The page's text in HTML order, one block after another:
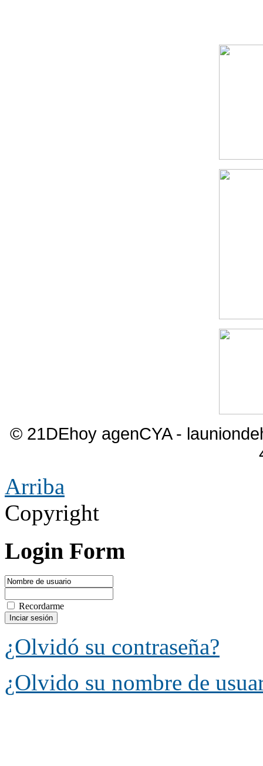
© 21DEhoy agenCYA -
Arriba
Copyright
Login Form
Recordarme
¿Olvidó su contraseña?
¿Olvido su nombre de